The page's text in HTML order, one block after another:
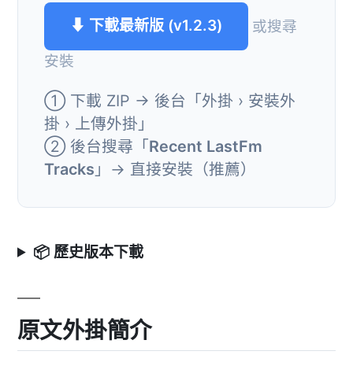
⬇ 下載最新版 (v1.2.3)
或搜尋
安裝
① 下載 ZIP → 後台「外掛 › 安裝外
掛 › 上傳外掛」
② 後台搜尋「Recent LastFm
Tracks 」→ 直接安裝（推薦）
📦 歷史版本下載
原文外掛簡介